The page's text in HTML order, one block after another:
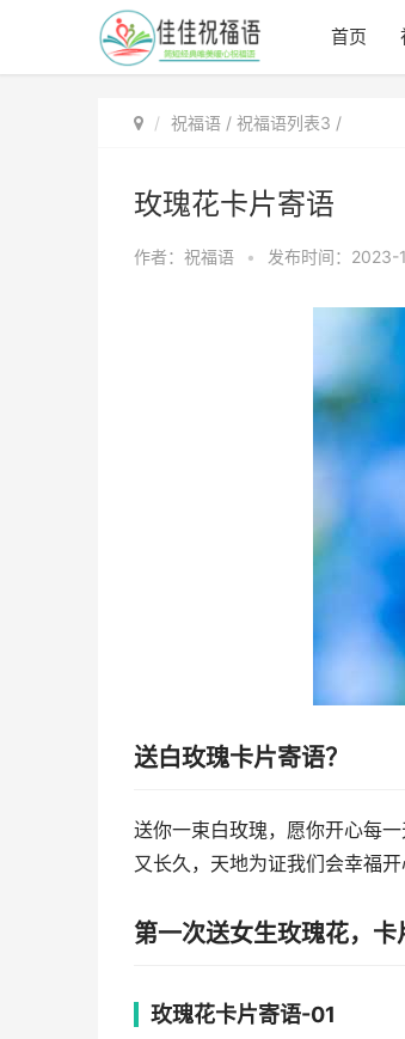
首页
祝福语 / 祝福语列表3 /
玫瑰花卡片寄语
作者：祝福语 • 发布时间：
送白玫瑰卡片寄语？
送你一束白玫瑰，愿你开心每
又长久，天地为证我们会幸福
第一次送女生玫瑰花，卡
玫瑰花卡片寄语-01